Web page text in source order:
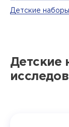
Детские
Детские